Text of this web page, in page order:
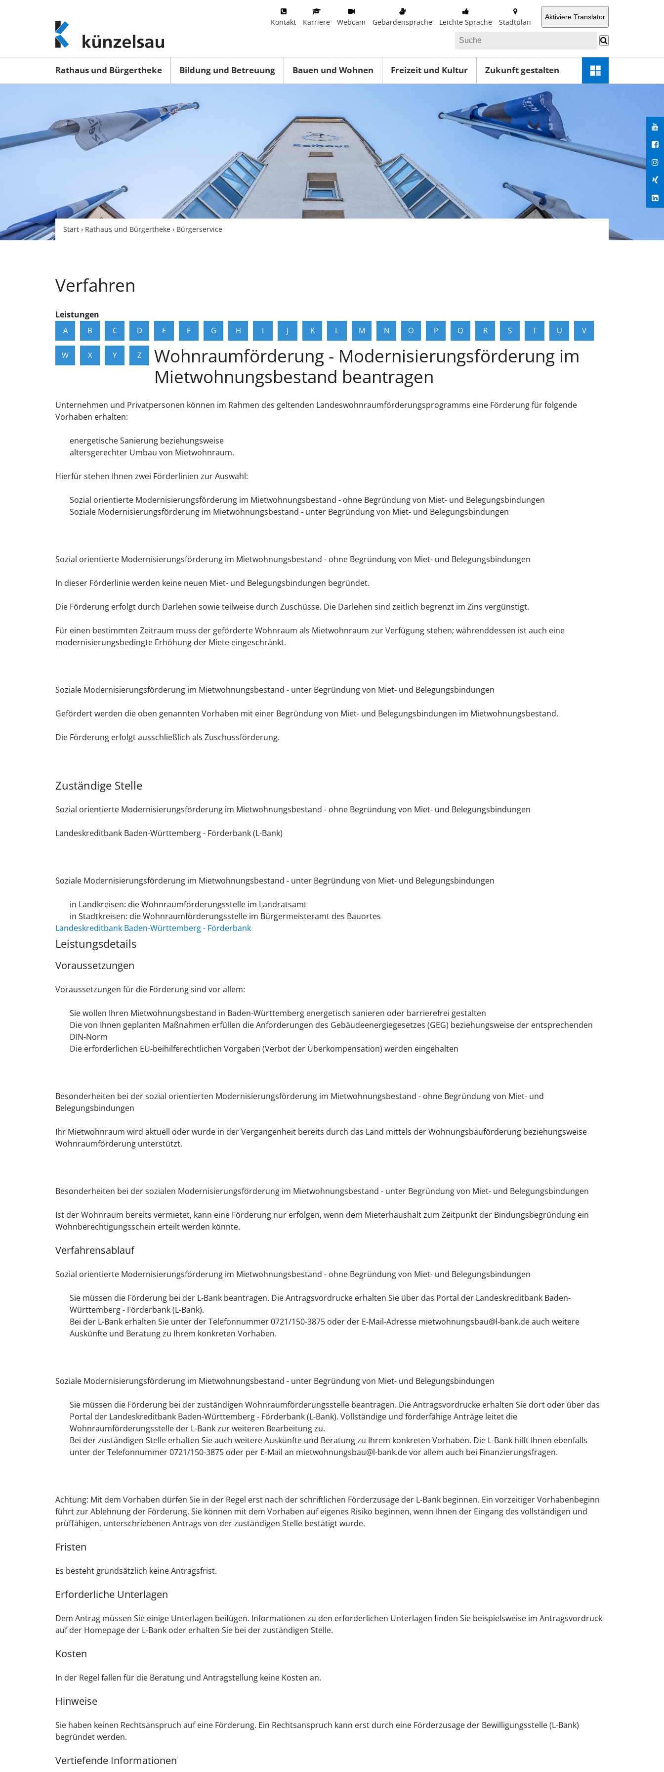
www.kuenzelsau.de
(zur
Startseite)
Kontakt Karriere Webcam Gebärdensprache Leichte Sprache Stadtplan
Aktiviere Translator
Rathaus und Bürgertheke Bildung und Betreuung Bauen und Wohnen Freizeit und Kultur Zukunft gestalten
Schnellzugriff-
Menü
Start › Rathaus und Bürgertheke › Bürgerservice
Verfahren
Leistungen
A B C D E F G H I J K L M N O P Q R S T U V
W X Y Z
Wohnraumförderung - Modernisierungsförderung im
Mietwohnungsbestand beantragen
Unternehmen und Privatpersonen können im Rahmen des geltenden Landeswohnraumförderungsprogramms eine Förderung für folgende
Vorhaben erhalten:
energetische Sanierung beziehungsweise
altersgerechter Umbau von Mietwohnraum.
Hierfür stehen Ihnen zwei Förderlinien zur Auswahl:
Sozial orientierte Modernisierungsförderung im Mietwohnungsbestand - ohne Begründung von Miet- und Belegungsbindungen
Soziale Modernisierungsförderung im Mietwohnungsbestand - unter Begründung von Miet- und Belegungsbindungen
Sozial orientierte Modernisierungsförderung im Mietwohnungsbestand - ohne Begründung von Miet- und Belegungsbindungen
In dieser Förderlinie werden keine neuen Miet- und Belegungsbindungen begründet.
Die Förderung erfolgt durch Darlehen sowie teilweise durch Zuschüsse. Die Darlehen sind zeitlich begrenzt im Zins vergünstigt.
Für einen bestimmten Zeitraum muss der geförderte Wohnraum als Mietwohnraum zur Verfügung stehen; währenddessen ist auch eine
modernisierungsbedingte Erhöhung der Miete eingeschränkt.
Soziale Modernisierungsförderung im Mietwohnungsbestand - unter Begründung von Miet- und Belegungsbindungen
Gefördert werden die oben genannten Vorhaben mit einer Begründung von Miet- und Belegungsbindungen im Mietwohnungsbestand.
Die Förderung erfolgt ausschließlich als Zuschussförderung.
Zuständige Stelle
Sozial orientierte Modernisierungsförderung im Mietwohnungsbestand - ohne Begründung von Miet- und Belegungsbindungen
Landeskreditbank Baden-Württemberg - Förderbank (L-Bank)
Soziale Modernisierungsförderung im Mietwohnungsbestand - unter Begründung von Miet- und Belegungsbindungen
in Landkreisen: die Wohnraumförderungsstelle im Landratsamt
in Stadtkreisen: die Wohnraumförderungsstelle im Bürgermeisteramt des Bauortes
Landeskreditbank Baden-Württemberg - Förderbank
Leistungsdetails
Voraussetzungen
Voraussetzungen für die Förderung sind vor allem:
Sie wollen Ihren Mietwohnungsbestand in Baden-Württemberg energetisch sanieren oder barrierefrei gestalten
Die von Ihnen geplanten Maßnahmen erfüllen die Anforderungen des Gebäudeenergiegesetzes (GEG) beziehungsweise der entsprechenden
DIN-Norm
Die erforderlichen EU-beihilferechtlichen Vorgaben (Verbot der Überkompensation) werden eingehalten
Besonderheiten bei der sozial orientierten Modernisierungsförderung im Mietwohnungsbestand - ohne Begründung von Miet- und
Belegungsbindungen
Ihr Mietwohnraum wird aktuell oder wurde in der Vergangenheit bereits durch das Land mittels der Wohnungsbauförderung beziehungsweise
Wohnraumförderung unterstützt.
Besonderheiten bei der sozialen Modernisierungsförderung im Mietwohnungsbestand - unter Begründung von Miet- und Belegungsbindungen
Ist der Wohnraum bereits vermietet, kann eine Förderung nur erfolgen, wenn dem Mieterhaushalt zum Zeitpunkt der Bindungsbegründung ein
Wohnberechtigungsschein erteilt werden könnte.
Verfahrensablauf
Sozial orientierte Modernisierungsförderung im Mietwohnungsbestand - ohne Begründung von Miet- und Belegungsbindungen
Sie müssen die Förderung bei der L-Bank beantragen. Die Antragsvordrucke erhalten Sie über das Portal der Landeskreditbank Baden-
Württemberg - Förderbank (L-Bank).
Bei der L-Bank erhalten Sie unter der Telefonnummer 0721/150-3875 oder der E-Mail-Adresse mietwohnungsbau@l-bank.de auch weitere
Auskünfte und Beratung zu Ihrem konkreten Vorhaben.
Soziale Modernisierungsförderung im Mietwohnungsbestand - unter Begründung von Miet- und Belegungsbindungen
Sie müssen die Förderung bei der zuständigen Wohnraumförderungsstelle beantragen. Die Antragsvordrucke erhalten Sie dort oder über das
Portal der Landeskreditbank Baden-Württemberg - Förderbank (L-Bank). Vollständige und förderfähige Anträge leitet die
Wohnraumförderungsstelle der L-Bank zur weiteren Bearbeitung zu.
Bei der zuständigen Stelle erhalten Sie auch weitere Auskünfte und Beratung zu Ihrem konkreten Vorhaben. Die L-Bank hilft Ihnen ebenfalls
unter der Telefonnummer 0721/150-3875 oder per E-Mail an mietwohnungsbau@l-bank.de vor allem auch bei Finanzierungsfragen.
Achtung: Mit dem Vorhaben dürfen Sie in der Regel erst nach der schriftlichen Förderzusage der L-Bank beginnen. Ein vorzeitiger Vorhabenbeginn
führt zur Ablehnung der Förderung. Sie können mit dem Vorhaben auf eigenes Risiko beginnen, wenn Ihnen der Eingang des vollständigen und
prüffähigen, unterschriebenen Antrags von der zuständigen Stelle bestätigt wurde.
Fristen
Es besteht grundsätzlich keine Antragsfrist.
Erforderliche Unterlagen
Dem Antrag müssen Sie einige Unterlagen beifügen. Informationen zu den erforderlichen Unterlagen finden Sie beispielsweise im Antragsvordruck
auf der Homepage der L-Bank oder erhalten Sie bei der zuständigen Stelle.
Kosten
In der Regel fallen für die Beratung und Antragstellung keine Kosten an.
Hinweise
Sie haben keinen Rechtsanspruch auf eine Förderung. Ein Rechtsanspruch kann erst durch eine Förderzusage der Bewilligungsstelle (L-Bank)
begründet werden.
Vertiefende Informationen